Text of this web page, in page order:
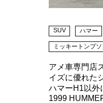
SUV ハマー
ミッキートンプソ
アメ車専門店
イズに優れた
ハマーH1以外
1999